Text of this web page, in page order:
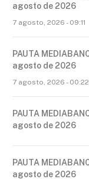
agosto de 2026
7 agosto, 2026 - 09:11
PAUTA
agosto de 2026
7 agosto, 2026 - 00:22
PAUTA
agosto de 2026
PAUTA
agosto de 2026